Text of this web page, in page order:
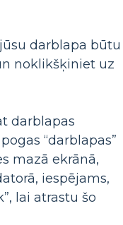
darblapa būtu
noklikšķiniet uz
darblapas
“darblapas”
mazā ekrānā,
iespējams,
lai atrastu šo